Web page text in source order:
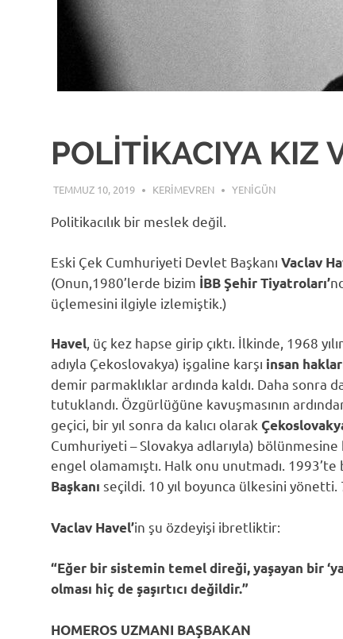
POLİTİKACIYA KIZ
TEMMUZ 10, 2019 KERIMEVREN YENIGÜN
Politikacılık bir meslek değil.
Eski Çek Cumhuriyeti Devlet Başkanı Vaclav
(Onun,1980’lerde bizim İBB Şehir Tiyatroları’
üçlemesini ilgiyle izlemiştik.)
Havel, üç kez hapse girip çıktı. İlkinde, 1968
adıyla Çekoslovakya) işgaline karşı insan
demir parmaklıklar ardında kaldı. Daha sonra
tutuklandı. Özgürlüğüne kavuşmasının
geçici, bir yıl sonra da kalıcı olarak
Cumhuriyeti – Slovakya adlarıyla) bölünmesine
engel olamamıştı. Halk onu unutmadı. 1993’te
Başkanı seçildi. 10 yıl boyunca ülkesini yönetti.
Vaclav Havel’in şu özdeyişi ibretliktir:
“Eğer bir sistemin temel direği, yaşayan bir
olması hiç de şaşırtıcı değildir.”
HOMEROS UZMANI BAŞBAKAN